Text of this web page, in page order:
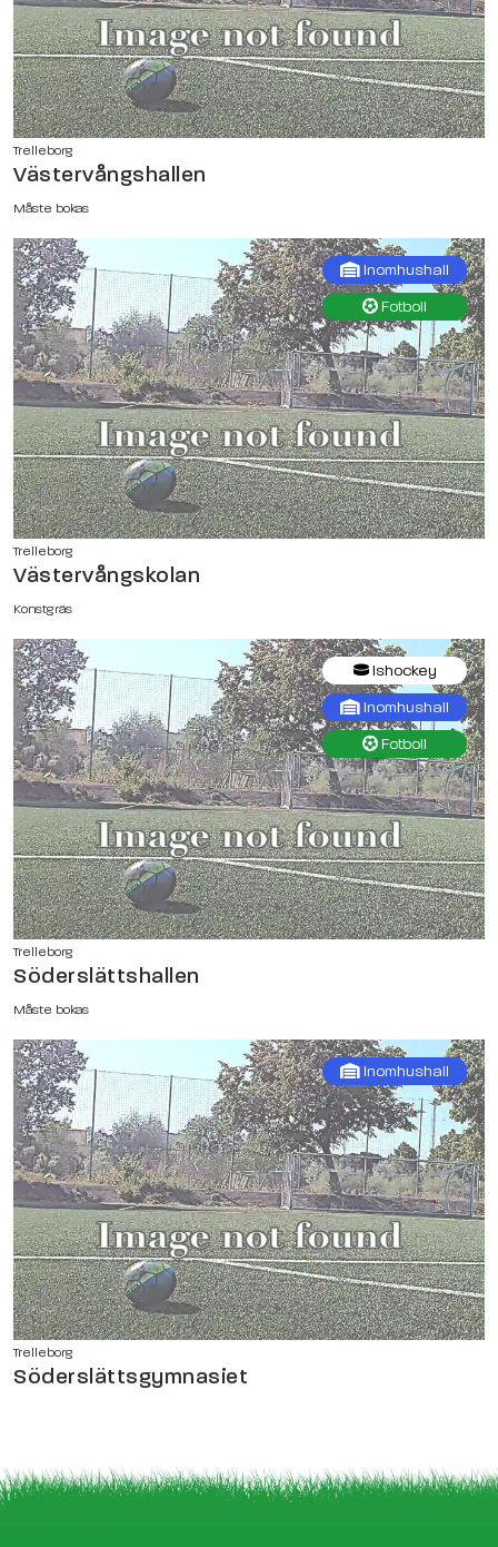
Trelleborg
Västervångshallen
Måste bokas
Inomhushall
Fotboll
Trelleborg
Västervångskolan
Konstgräs
Ishockey
Inomhushall
Fotboll
Trelleborg
Söderslättshallen
Måste bokas
Inomhushall
Trelleborg
Söderslättsgymnasiet